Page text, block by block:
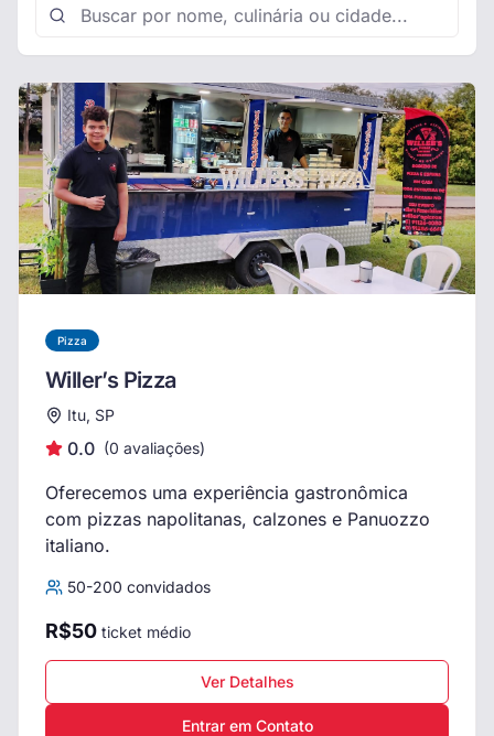
Pizza
Willer’s Pizza
Itu, SP
0.0 (0 avaliações)
Oferecemos uma experiência gastronômica
com pizzas napolitanas, calzones e Panuozzo
italiano.
50-200 convidados
R$50 ticket médio
Ver Detalhes
Entrar em Contato